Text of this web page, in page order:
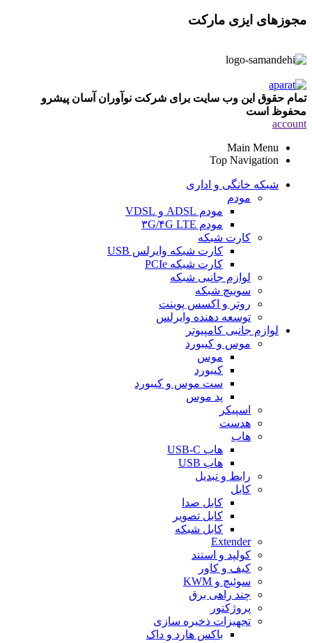
مجوزهای ایزی مارکت
تمام حقوق این وب سایت برای شرکت نوآوران آسان پیشرو
محفوظ است
account
Main Menu
Top Navigation
شبکه خانگی و اداری
مودم
مودم ADSL و VDSL
مودم ۳G/۴G LTE
کارت شبکه
کارت شبکه وایرلس USB
کارت شبکه PCIe
لوازم جانبی شبکه
سوییچ شبکه
روتر و اکسس پوینت
توسعه دهنده وایرلس
لوازم جانبی کامپیوتر
موس و کیبورد
موس
کیبورد
ست موس و کیبورد
پد موس
اسپیکر
هدست
هاب
هاب USB-C
هاب USB
رابط و تبدیل
کابل
کابل صدا
کابل تصویر
کابل شبکه
Extender
کولپد و استند
کیف و کاور
سوئیچ و KWM
چند راهی برق
پروژکتور
تجهیزات ذخیره سازی
باکس هارد و داک